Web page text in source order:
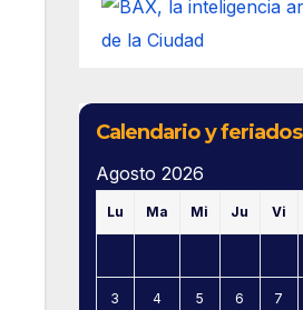
Calendario y feriados
Agosto 2026
Lu Ma Mi Ju Vi
3 4 5 6 7